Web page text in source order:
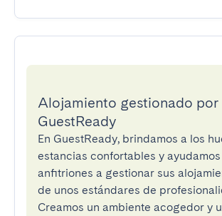
Alojamiento gestionado por
GuestReady
En GuestReady, brindamos a los
estancias confortables y ayudamos
anfitriones a gestionar sus
de unos estándares de
Creamos un ambiente acogedor y